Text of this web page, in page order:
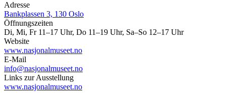
Adresse
Bankplassen 3, 130 Oslo
Öffnungszeiten
Di, Mi, Fr 11–17 Uhr, Do 11–19 Uhr, Sa–So 12–17 Uhr
Website
www.nasjonalmuseet.no
E-Mail
info@nasjonalmuseet.no
Links zur Ausstellung
www.nasjonalmuseet.no